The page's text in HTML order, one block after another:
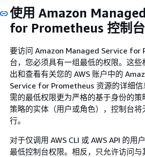
使用 Amazon
for Prometheus 控制台
要访问 Amazon Managed Service for
台，您必须具有一组最低的权限。这些
出和查看有关您的 AWS 账户中的
Service for Prometheus 资源的详细
需的最低权限更为严格的基于身份的策
策略的实体（用户或角色），控制台
行。
对于仅调用 AWS CLI 或 AWS API 的用
最低控制台权限。相反，只允许访问与